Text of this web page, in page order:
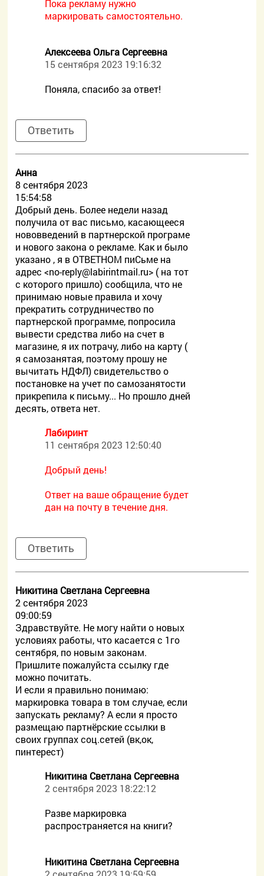
Пока рекламу нужно
маркировать самостоятельно.
Алексеева Ольга Сергеевна
15 сентября 2023 19:16:32
Поняла, спасибо за ответ!
Ответить
Анна
8 сентября 2023
15:54:58
Добрый день. Более недели назад
получила от вас письмо, касающееся
нововведений в партнерской програме
и нового закона о рекламе. Как и было
указано , я в ОТВЕТНОМ пиСьме на
адрес <no-reply@labirintmail.ru> ( на тот
с которого пришло) сообщила, что не
принимаю новые правила и хочу
прекратить сотрудничество по
партнерской программе, попросила
вывести средства либо на счет в
магазине, я их потрачу, либо на карту (
я самозанятая, поэтому прошу не
вычитать НДФЛ) свидетельство о
постановке на учет по самозанятости
прикрепила к письму... Но прошло дней
десять, ответа нет.
Лабиринт
11 сентября 2023 12:50:40
Добрый день!
Ответ на ваше обращение будет
дан на почту в течение дня.
Ответить
Никитина Светлана Сергеевна
2 сентября 2023
09:00:59
Здравствуйте. Не могу найти о новых
условиях работы, что касается с 1го
сентября, по новым законам.
Пришлите пожалуйста ссылку где
можно почитать.
И если я правильно понимаю:
маркировка товара в том случае, если
запускать рекламу? А если я просто
размещаю партнёрские ссылки в
своих группах соц.сетей (вк,ок,
пинтерест)
Никитина Светлана Сергеевна
2 сентября 2023 18:22:12
Разве маркировка
распространяется на книги?
Никитина Светлана Сергеевна